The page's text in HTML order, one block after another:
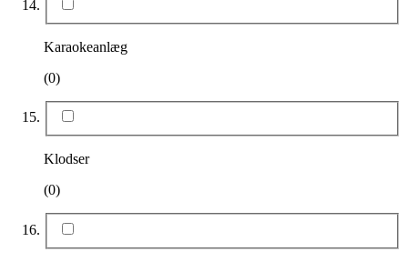
Karaokeanlæg
(0)
Klodser
(0)